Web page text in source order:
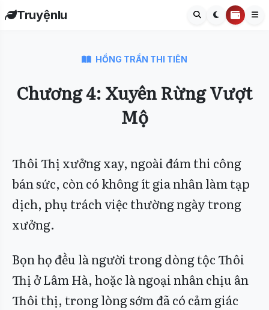
Truyệnlu
HỒNG TRẦN THI TIÊN
Chương 4: Xuyên Rừng Vượt
Mộ
Thôi Thị xưởng xay, ngoài đám thi công
bán sức, còn có không ít gia nhân làm tạp
dịch, phụ trách việc thường ngày trong
xưởng.
Bọn họ đều là người trong dòng tộc Thôi
Thị ở Lâm Hà, hoặc là ngoại nhân chịu ân
Thôi thị, trong lòng sớm đã có cảm giác